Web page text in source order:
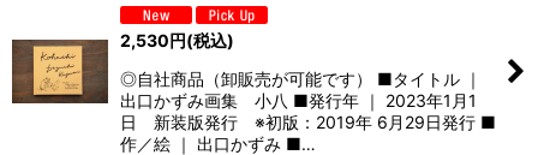
2,530円(税込)
◎自社商品（卸販売が可能です） ■タイトル ｜
出口かずみ画集 小八 ■発行年 ｜ 2023年1月1
日 新装版発行 ※初版：2019年 6月29日発行 ■
作／絵 ｜ 出口かずみ ■…